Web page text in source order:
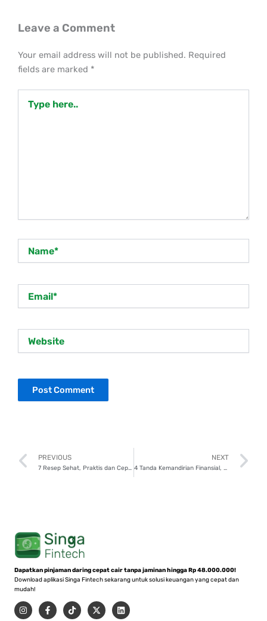
Leave a Comment
Your email address will not be published. Required
fields are marked *
here..
Prev
PREVIOUS
7 Resep Sehat, Praktis dan Cepat Dimasak
NEXT
4 Tanda Kemandirian Finansial, Sudah Punya?
Dapatkan pinjaman daring cepat cair tanpa jaminan hingga Rp 48.000.000!
Download aplikasi Singa Fintech sekarang untuk solusi keuangan yang cepat dan
mudah!
I
n
F
a
T
i
X
-
L
i